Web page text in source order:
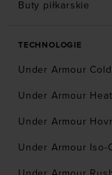
Buty piłkarskie
TECHNOLOGIE
Under Armour
Under Armour
Under Armour Hovr
Under Armour Iso-